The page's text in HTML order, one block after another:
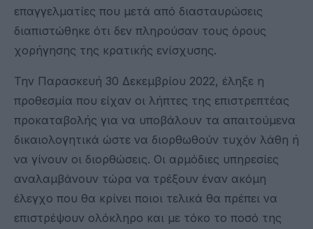
επαγγελματίες που μετά από διασταυρώσεις
διαπιστώθηκε ότι δεν πληρούσαν τους όρους
χορήγησης της κρατικής ενίσχυσης.
Την Παρασκευή 30 Δεκεμβρίου 2022, έληξε η
προθεσμία που είχαν οι λήπτες της επιστρεπτέας
προκαταβολής για να υποβάλουν τα απαιτούμενα
δικαιολογητικά ώστε να διορθωθούν τυχόν λάθη ή
να γίνουν οι διορθώσεις. Οι αρμόδιες υπηρεσίες
αναλαμβάνουν τώρα να τρέξουν έναν ακόμη
έλεγχο που θα κρίνει ποιοι τελικά θα πρέπει να
επιστρέψουν ολόκληρο και με τόκο το ποσό της